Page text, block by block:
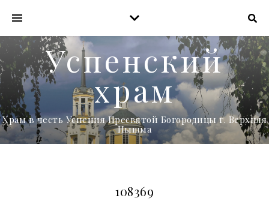
Успенский
храм
Храм в честь Успения Пресвятой Богородицы г. Верхняя
Пышма
108369